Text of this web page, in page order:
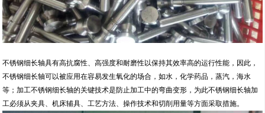
不锈钢细长轴具有高抗腐性、高强度和耐磨性以保持其效率高的运行性能，因此，
不锈钢细长轴可以被应用在容易发生氧化的场合，如水，化学药品，蒸汽，海水
等；加工不锈钢细长轴的关键技术是防止加工中的弯曲变形，为此不锈钢细长轴加
工必须从夹具、机床辅具、工艺方法、操作技术和切削用量等方面采取措施。